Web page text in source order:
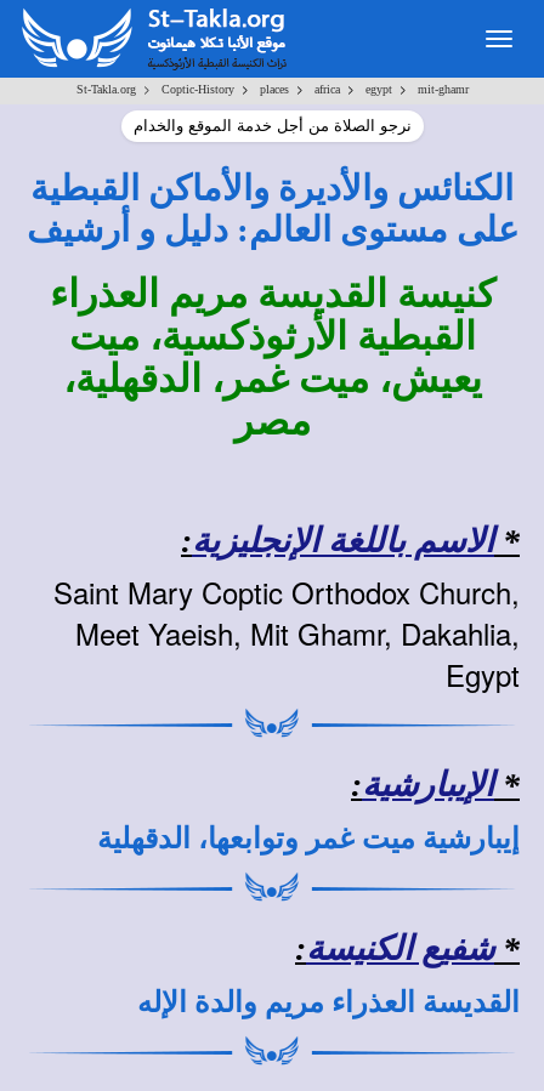
St-Takla.org> Coptic-History> places> africa> egypt> mit-ghamr
نرجو الصلاة من أجل خدمة الموقع والخدام
الكنائس والأديرة والأماكن القبطية
على مستوى العالم: دليل و أرشيف
كنيسة القديسة مريم العذراء
القبطية الأرثوذكسية، ميت
يعيش، ميت غمر، الدقهلية،
مصر
*الاسم باللغة الإنجليزية:
Saint Mary Coptic Orthodox Church,
Meet Yaeish, Mit Ghamr, Dakahlia,
Egypt
*الإيبارشية:
إيبارشية ميت غمر وتوابعها، الدقهلية
*شفيع الكنيسة:
القديسة العذراء مريم والدة الإله